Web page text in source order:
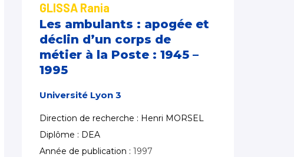
GLISSA Rania
Les ambulants : apogée et
déclin d’un corps de
métier à la Poste : 1945 –
1995
Université Lyon 3
Direction de recherche : Henri MORSEL
Diplôme : DEA
Année de publication : 1997